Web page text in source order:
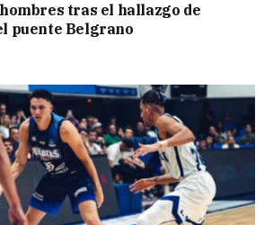
tras el hallazgo de
puente Belgrano